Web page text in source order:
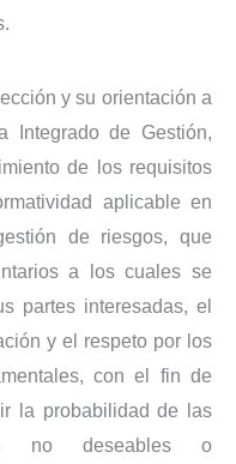
y su orientación a
Integrado de Gestión,
de los requisitos
aplicable en
de riesgos, que
a los cuales se
partes interesadas, el
y el respeto por los
con el fin de
la probabilidad de las
no deseables o